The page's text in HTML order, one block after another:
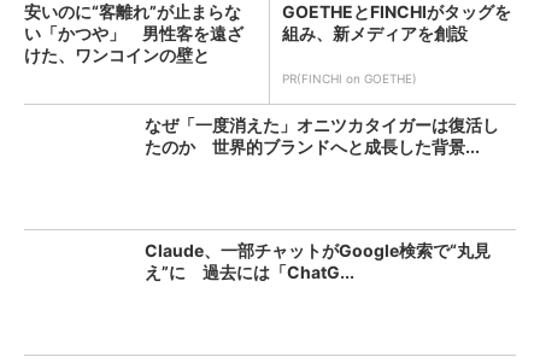
安いのに“客離れ”が止まらな
い「かつや」 男性客を遠ざ
けた、ワンコインの壁と
GOETHEとFINCHIがタッグを
組み、新メディアを創設
PR(FINCHI on GOETHE)
なぜ「一度消えた」オニツカタイガーは復活し
たのか 世界的ブランドへと成長した背景...
Claude、一部チャットがGoogle検索で“丸見
え”に 過去には「ChatG...